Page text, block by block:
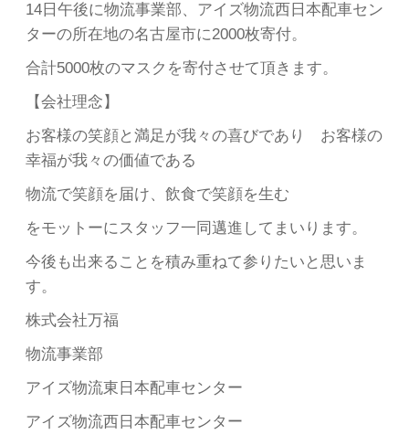
14日午後に物流事業部、アイズ物流西日本配車セン
ターの所在地の名古屋市に2000枚寄付。
合計5000枚のマスクを寄付させて頂きます。
【会社理念】
お客様の笑顔と満足が我々の喜びであり お客様の
幸福が我々の価値である
物流で笑顔を届け、飲食で笑顔を生む
をモットーにスタッフ一同邁進してまいります。
今後も出来ることを積み重ねて参りたいと思いま
す。
株式会社万福
物流事業部
アイズ物流東日本配車センター
アイズ物流西日本配車センター